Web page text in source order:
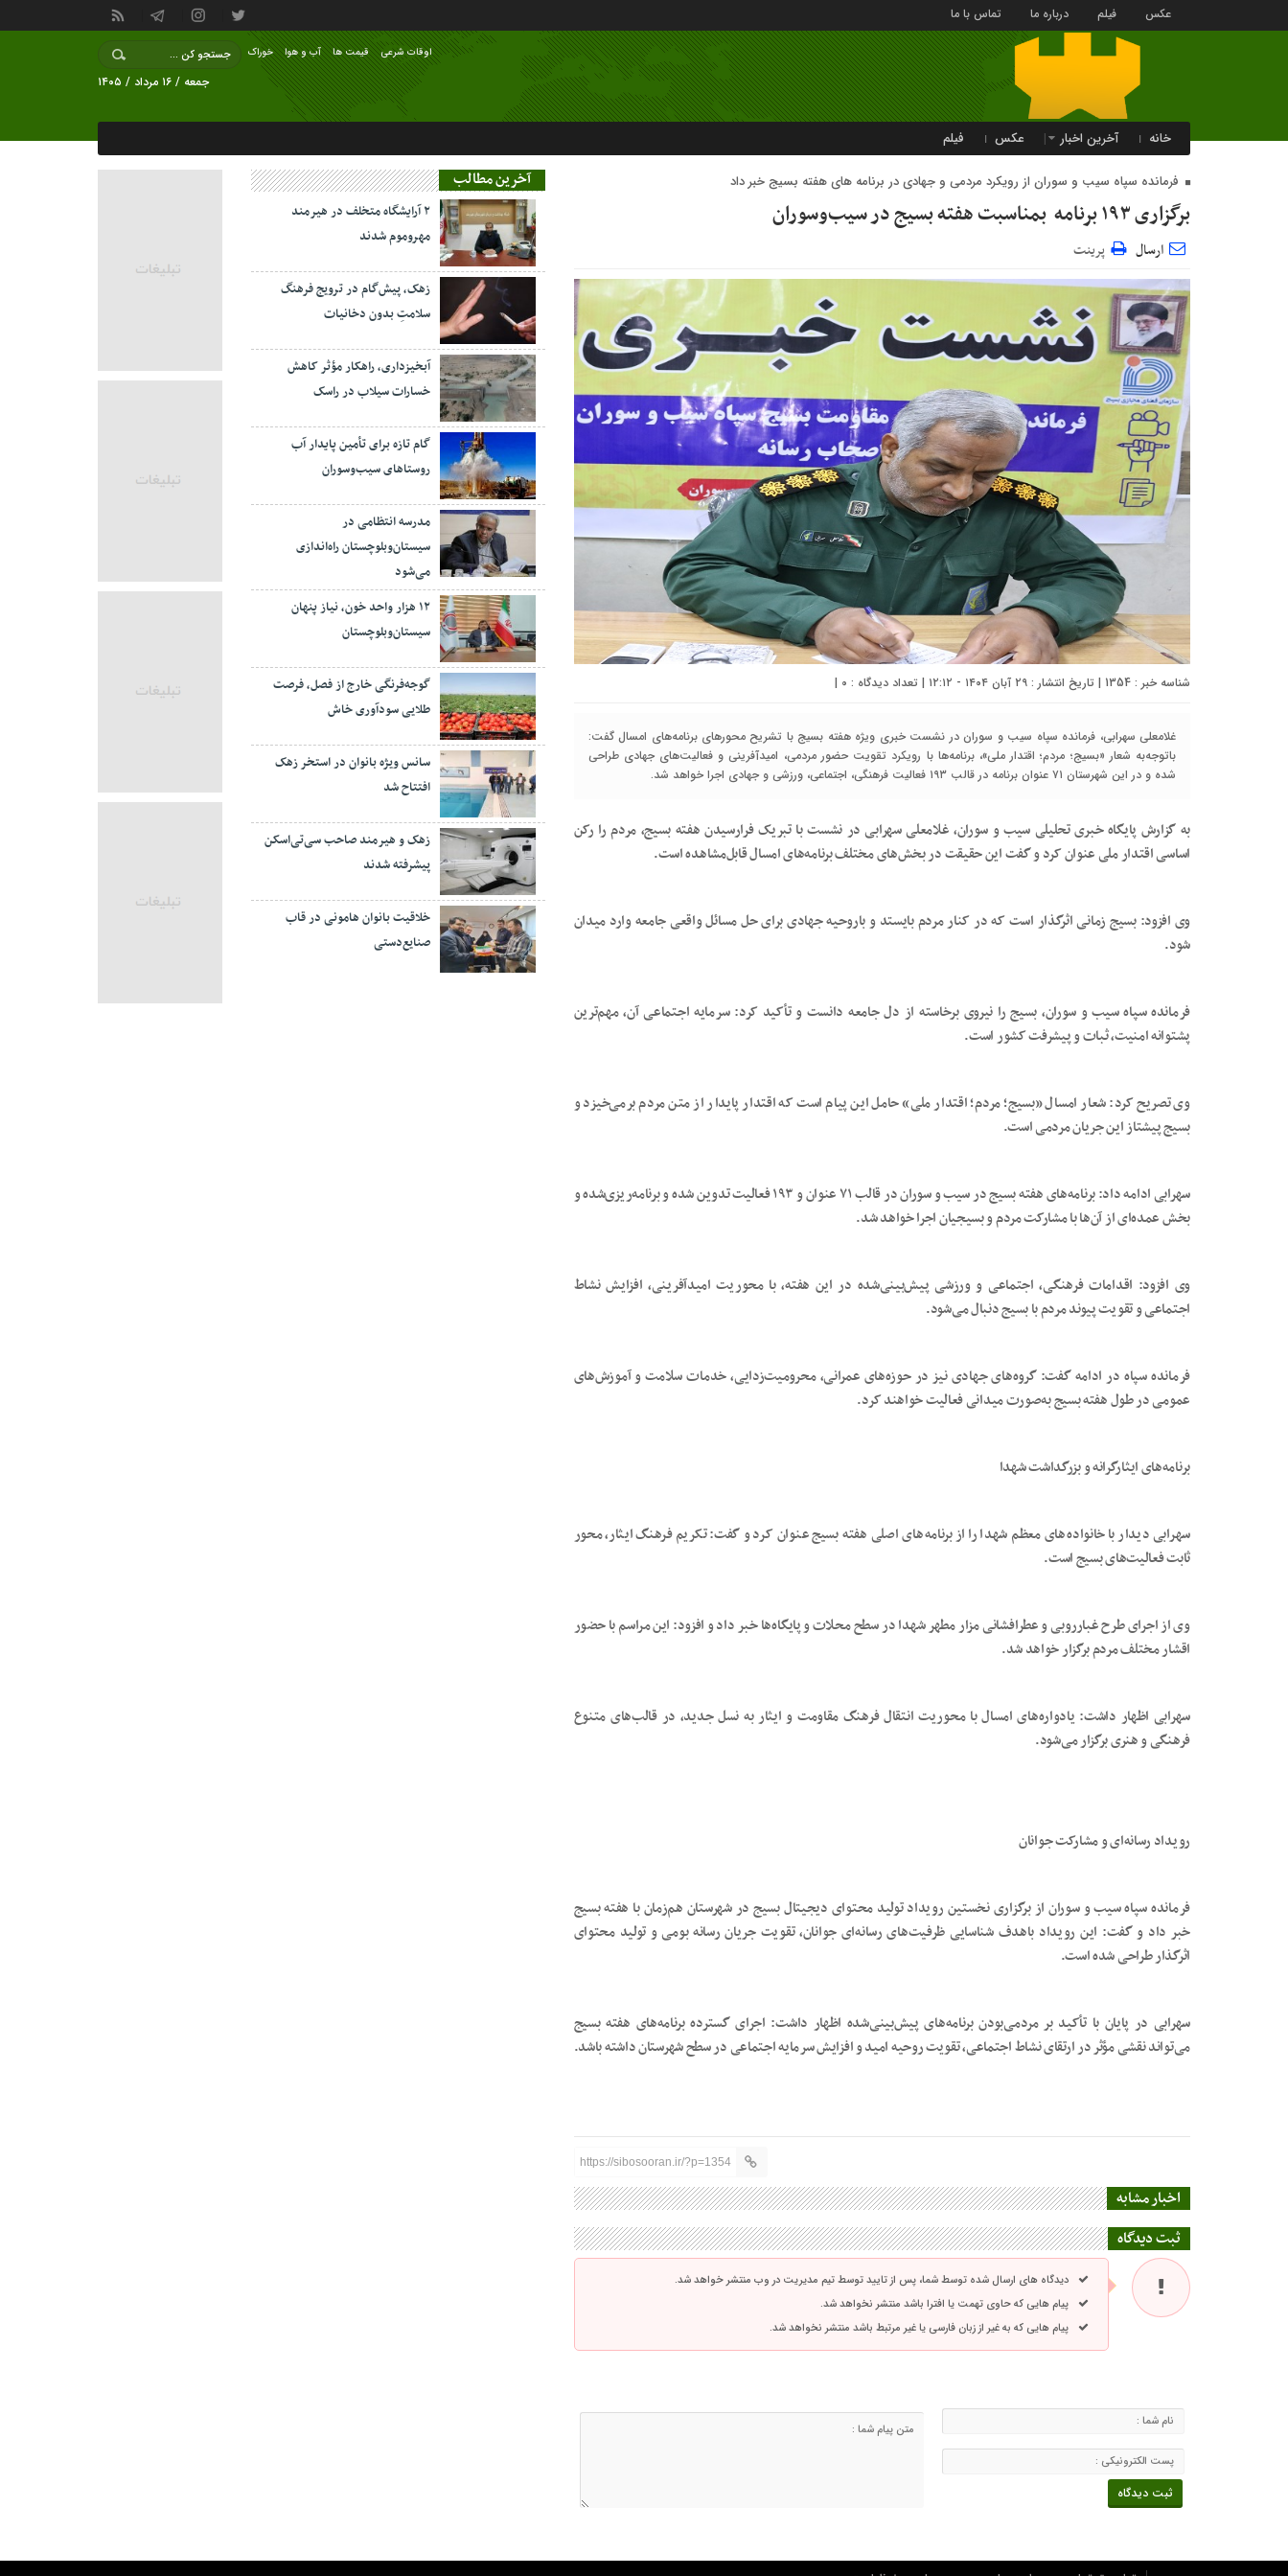
عکس فیلم درباره ما تماس با ما
خوراک آب و هوا قیمت ها اوقات شرعی
جمعه / ۱۶ مرداد / ۱۴۰۵
خانه آخرین اخبار عکس فیلم
فرمانده سپاه سیب و سوران از رویکرد مردمی و جهادی در برنامه های هفته بسیج خبر داد
برگزاری ۱۹۳ برنامه بمناسبت هفته بسیج در سیب‌وسوران
ارسال پرینت
شناسه خبر : 1354 | تاریخ انتشار : ۲۹ آبان ۱۴۰۴ - ۱۲:۱۲ | تعداد دیدگاه : ۰ |
غلامعلی سهرابی، فرمانده سپاه سیب و سوران در نشست خبری ویژه هفته بسیج با تشریح محورهای برنامه‌های امسال گفت:
باتوجه‌به شعار «بسیج؛ مردم؛ اقتدار ملی»، برنامه‌ها با رویکرد تقویت حضور مردمی، امیدآفرینی و فعالیت‌های جهادی طراحی
شده و در این شهرستان ۷۱ عنوان برنامه در قالب ۱۹۳ فعالیت فرهنگی، اجتماعی، ورزشی و جهادی اجرا خواهد شد.
به گزارش پایگاه خبری تحلیلی سیب و سوران، غلامعلی سهرابی در نشست با تبریک فرارسیدن هفته بسیج، مردم را رکن
اساسی اقتدار ملی عنوان کرد و گفت این حقیقت در بخش‌های مختلف برنامه‌های امسال قابل‌مشاهده است.
وی افزود: بسیج زمانی اثرگذار است که در کنار مردم بایستد و باروحیه جهادی برای حل مسائل واقعی جامعه وارد میدان
شود.
فرمانده سپاه سیب و سوران، بسیج را نیروی برخاسته از دل جامعه دانست و تأکید کرد: سرمایه اجتماعی آن، مهم‌ترین
پشتوانه امنیت، ثبات و پیشرفت کشور است.
وی تصریح کرد: شعار امسال «بسیج؛ مردم؛ اقتدار ملی» حامل این پیام است که اقتدار پایدار از متن مردم برمی‌خیزد و
بسیج پیشتاز این جریان مردمی است.
سهرابی ادامه داد: برنامه‌های هفته بسیج در سیب و سوران در قالب ۷۱ عنوان و ۱۹۳ فعالیت تدوین شده و برنامه‌ریزی‌شده و
بخش عمده‌ای از آن‌ها با مشارکت مردم و بسیجیان اجرا خواهد شد.
وی افزود: اقدامات فرهنگی، اجتماعی و ورزشی پیش‌بینی‌شده در این هفته، با محوریت امیدآفرینی، افزایش نشاط
اجتماعی و تقویت پیوند مردم با بسیج دنبال می‌شود.
فرمانده سپاه در ادامه گفت: گروه‌های جهادی نیز در حوزه‌های عمرانی، محرومیت‌زدایی، خدمات سلامت و آموزش‌های
عمومی در طول هفته بسیج به‌صورت میدانی فعالیت خواهند کرد.
برنامه‌های ایثارگرانه و بزرگداشت شهدا
سهرابی دیدار با خانواده‌های معظم شهدا را از برنامه‌های اصلی هفته بسیج عنوان کرد و گفت: تکریم فرهنگ ایثار، محور
ثابت فعالیت‌های بسیج است.
وی از اجرای طرح غبارروبی و عطرافشانی مزار مطهر شهدا در سطح محلات و پایگاه‌ها خبر داد و افزود: این مراسم با حضور
اقشار مختلف مردم برگزار خواهد شد.
سهرابی اظهار داشت: یادواره‌های امسال با محوریت انتقال فرهنگ مقاومت و ایثار به نسل جدید، در قالب‌های متنوع
فرهنگی و هنری برگزار می‌شود.
رویداد رسانه‌ای و مشارکت جوانان
فرمانده سپاه سیب و سوران از برگزاری نخستین رویداد تولید محتوای دیجیتال بسیج در شهرستان هم‌زمان با هفته بسیج
خبر داد و گفت: این رویداد باهدف شناسایی ظرفیت‌های رسانه‌ای جوانان، تقویت جریان رسانه بومی و تولید محتوای
اثرگذار طراحی شده است.
سهرابی در پایان با تأکید بر مردمی‌بودن برنامه‌های پیش‌بینی‌شده اظهار داشت: اجرای گسترده برنامه‌های هفته بسیج
می‌تواند نقشی مؤثر در ارتقای نشاط اجتماعی، تقویت روحیه امید و افزایش سرمایه اجتماعی در سطح شهرستان داشته باشد.
https://sibosooran.ir/?p=1354
اخبار مشابه
ثبت دیدگاه
دیدگاه های ارسال شده توسط شما، پس از تایید توسط تیم مدیریت در وب منتشر خواهد شد.
پیام هایی که حاوی تهمت یا افترا باشد منتشر نخواهد شد.
پیام هایی که به غیر از زبان فارسی یا غیر مرتبط باشد منتشر نخواهد شد.
آخرین مطالب
۲ آرایشگاه متخلف در هیرمند
مهروموم شدند
زهک، پیش‌گام در ترویج فرهنگ
سلامتِ بدون دخانیات
آبخیزداری، راهکار مؤثر کاهش
خسارات سیلاب در راسک
گام تازه برای تأمین پایدار آب
روستاهای سیب‌وسوران
مدرسه انتظامی در
سیستان‌وبلوچستان راه‌اندازی
می‌شود
۱۲ هزار واحد خون، نیاز پنهان
سیستان‌وبلوچستان
گوجه‌فرنگی خارج از فصل، فرصت
طلایی سودآوری خاش
سانس ویژه بانوان در استخر زهک
افتتاح شد
زهک و هیرمند صاحب سی‌تی‌اسکن
پیشرفته شدند
خلاقیت بانوان هامونی در قاب
صنایع‌دستی